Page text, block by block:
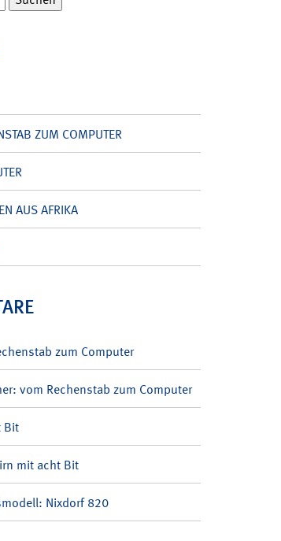
ZUM COMPUTER
AUS AFRIKA
zum Computer
vom Rechenstab zum Computer
Bit
mit acht Bit
Nixdorf 820